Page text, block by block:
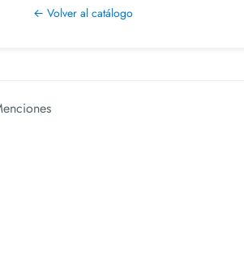
← Volver al catálogo